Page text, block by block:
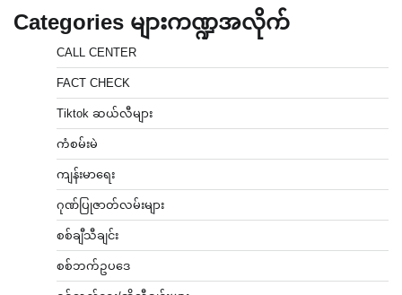
Categories များကဏ္ဍအလိုက်
CALL CENTER
FACT CHECK
Tiktok ဆယ်လီများ
ကံစမ်းမဲ
ကျန်းမာရေး
ဂုဏ်ပြုဇာတ်လမ်းများ
စစ်ချီသီချင်း
စစ်ဘက်ဥပဒေ